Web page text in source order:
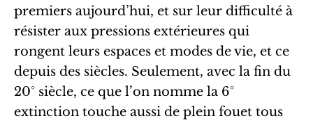
premiers aujourd’hui, et sur leur difficulté à
résister aux pressions extérieures qui
rongent leurs espaces et modes de vie, et ce
depuis des siècles. Seulement, avec la fin du
20° siècle, ce que l’on nomme la 6°
extinction touche aussi de plein fouet tous